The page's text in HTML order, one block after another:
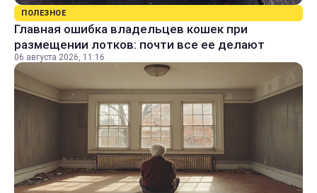
ПОЛЕЗНОЕ
Главная ошибка владельцев кошек при
размещении лотков: почти все ее делают
06 августа 2026, 11:16